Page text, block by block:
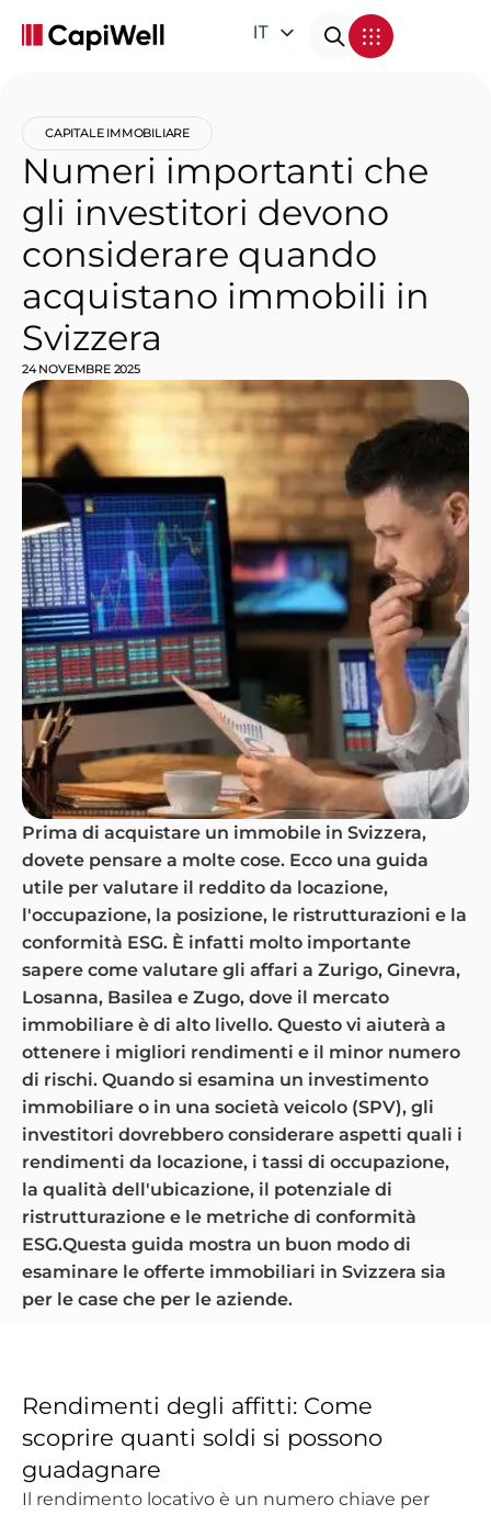
IT
CAPITALE IMMOBILIARE
Numeri importanti che
gli investitori devono
considerare quando
acquistano immobili in
Svizzera
24 NOVEMBRE 2025
Prima di acquistare un immobile in Svizzera,
dovete pensare a molte cose. Ecco una guida
utile per valutare il reddito da locazione,
l'occupazione, la posizione, le ristrutturazioni e la
conformità ESG. È infatti molto importante
sapere come valutare gli affari a Zurigo, Ginevra,
Losanna, Basilea e Zugo, dove il mercato
immobiliare è di alto livello. Questo vi aiuterà a
ottenere i migliori rendimenti e il minor numero
di rischi. Quando si esamina un investimento
immobiliare o in una società veicolo (SPV), gli
investitori dovrebbero considerare aspetti quali i
rendimenti da locazione, i tassi di occupazione,
la qualità dell'ubicazione, il potenziale di
ristrutturazione e le metriche di conformità
ESG.Questa guida mostra un buon modo di
esaminare le offerte immobiliari in Svizzera sia
per le case che per le aziende.
Rendimenti degli affitti: Come
scoprire quanti soldi si possono
guadagnare
Il rendimento locativo è un numero chiave per